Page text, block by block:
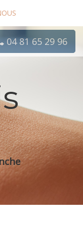
04 81 65 29 96